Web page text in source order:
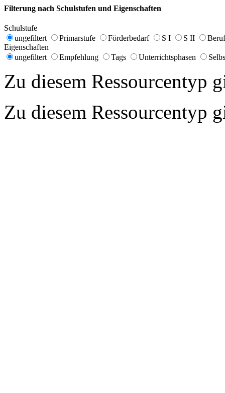
Filterung nach Schulstufen und Eigenschaften
Schulstufe
ungefiltert
Primarstufe Förderbedarf S I S II
Eigenschaften
ungefiltert
Empfehlung Tags Unterrichtsphasen
Zu diesem Ressourcentyp
Zu diesem Ressourcentyp